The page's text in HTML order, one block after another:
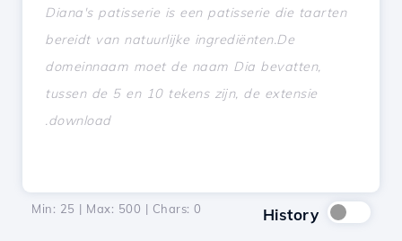
Min: 25 | Max: 500 | Chars: 0 History